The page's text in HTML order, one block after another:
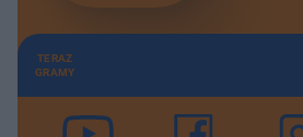
TERAZ
GRAMY